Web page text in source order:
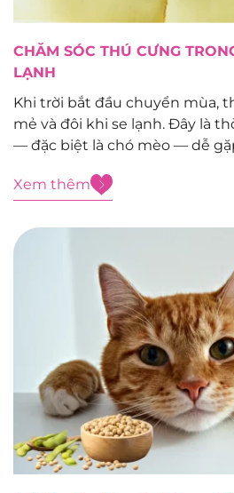
CHĂM SÓC THÚ CƯNG
LẠNH
Khi trời bắt đầu chuyển mùa,
mẻ và đôi khi se lạnh. Đây là
— đặc biệt là chó mèo — dễ
Xem thêm